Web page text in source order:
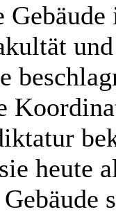
heute